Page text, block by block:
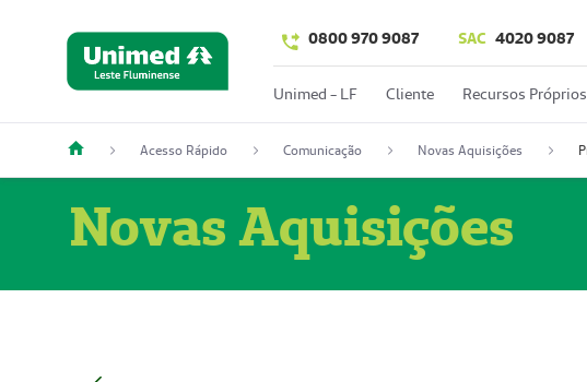
0800 970 9087 SAC 4020 9087
Unimed - LF Cliente Recursos Próprios
Acesso Rápido Comunicação Novas Aquisições
Novas Aquisições